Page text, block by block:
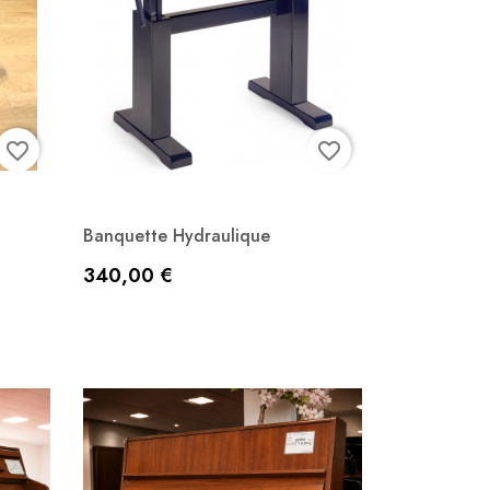
favorite_border
Aperçu rapide
Banquette Hydraulique
Prix
340,00 €
favorite_border